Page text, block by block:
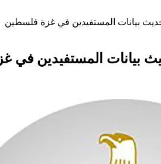
بيانات المستفيدين في غزة فلسطين
بيانات المستفيدين